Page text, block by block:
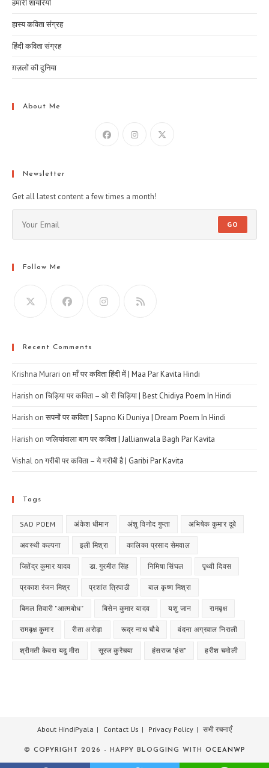
हमारी शायरियाँ
हास्य कविता संग्रह
हिंदी कविता संग्रह
ग़ज़लों की दुनिया
About Me
Newsletter
Get all latest content a few times a month!
GO
Follow Me
Recent Comments
Krishna Murari onमाँ पर कविता हिंदी में | Maa Par Kavita Hindi
Harish onचिड़िया पर कविता – ओ री चिड़िया | Best Chidiya Poem In Hindi
Harish onसपनों पर कविता | Sapno Ki Duniya | Dream Poem In Hindi
Harish onजलियांवाला बाग पर कविता | Jallianwala Bagh Par Kavita
Vishal onगरीबी पर कविता – ये गरीबी है | Garibi Par Kavita
Tags
SAD POEM अंकेश धीमान अंशु विनोद गुप्ता अभिषेक कुमार दूबे
अवस्थी कल्पना इली मिश्रा कालिका प्रसाद सेमवाल
जितेंद्र कुमार यादव डा. गुरमीत सिंह निमिषा सिंघल पृथ्वी दिवस
प्रकाश रंजन मिश्र प्रशांत त्रिपाठी बाल कृष्ण मिश्रा
बिमल तिवारी "आत्मबोध" बिसेन कुमार यादव यशु जान रामबृक्ष
रामबृक्ष कुमार रीता अरोड़ा रूद्र नाथ चौबे वंदना अग्रवाल निराली
श्रीमती केवरा यदु मीरा सूरज कुरैचया हंसराज "हंस" हरीश चमोली
About HindiPyala Contact Us Privacy Policy सभी रचनाएँ
© COPYRIGHT 2026 - HAPPY BLOGGING WITH OCEANWP